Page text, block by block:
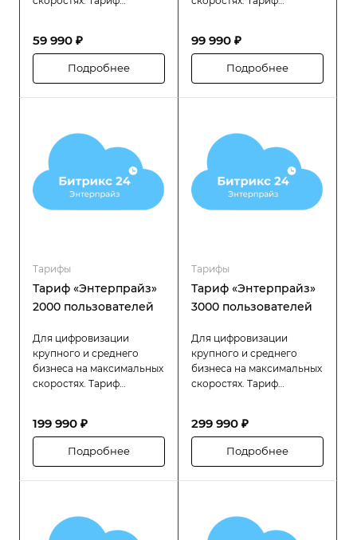
для компаний с большой
сотрудников (до 500
надёжность и гибкость в
управлении
распределённой
структурой.
59 990 ₽
Подробнее
для компаний с большой
сотрудников (до 1000
надёжность и гибкость в
управлении
распределённой
структурой.
99 990 ₽
Подробнее
Тарифы
Тариф «Энтерпрайз»
2000 пользователей
Для цифровизации
крупного и среднего
бизнеса на максимальных
скоростях. Тариф
для компаний с большой
сотрудников (до 2000
надёжность и гибкость в
управлении
199 990 ₽
Подробнее
Тарифы
Тариф «Энтерпрайз»
3000 пользователей
Для цифровизации
крупного и среднего
бизнеса на максимальных
скоростях. Тариф
для компаний с большой
сотрудников (до 3000
надёжность и гибкость в
управлении
299 990 ₽
Подробнее